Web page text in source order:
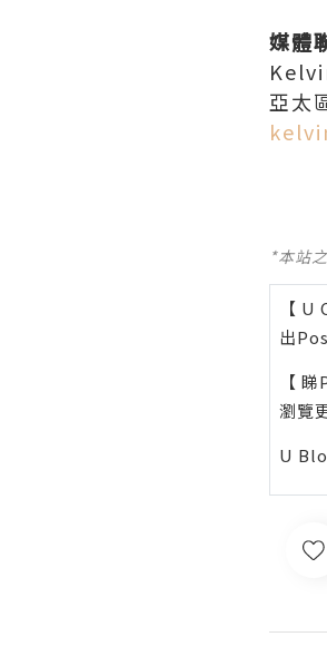
媒體
亞太
*本站
【
出
【
瀏覽
U